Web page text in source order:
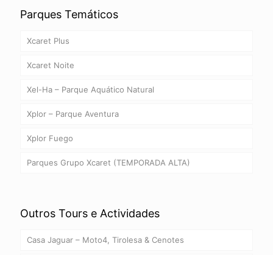
Parques Temáticos
Xcaret Plus
Xcaret Noite
Xel-Ha – Parque Aquático Natural
Xplor – Parque Aventura
Xplor Fuego
Parques Grupo Xcaret (TEMPORADA ALTA)
Outros Tours e Actividades
Casa Jaguar – Moto4, Tirolesa & Cenotes